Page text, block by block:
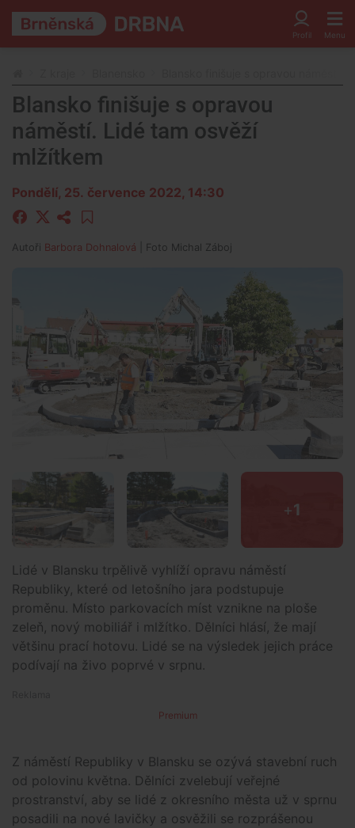
Blansko finišuje s opravou
náměstí. Lidé tam osvěží
mlžítkem
Pondělí, 25. července 2022, 14:30
Autoři Barbora Dohnalová | Foto Michal Záboj
+1
Lidé v Blansku trpělivě vyhlíží opravu náměstí
Republiky, které od letošního jara podstupuje
proměnu. Místo parkovacích míst vznikne na ploše
zeleň, nový mobiliář i mlžítko. Dělníci hlásí, že mají
většinu prací hotovu. Lidé se na výsledek jejich práce
podívají na živo poprvé v srpnu.
Premium
Z náměstí Republiky v Blansku se ozývá stavební ruch
od polovinu května. Dělníci zvelebují veřejné
prostranství, aby se lidé z okresního města už v sprnu
posadili na nové lavičky a osvěžili se rozprášenou